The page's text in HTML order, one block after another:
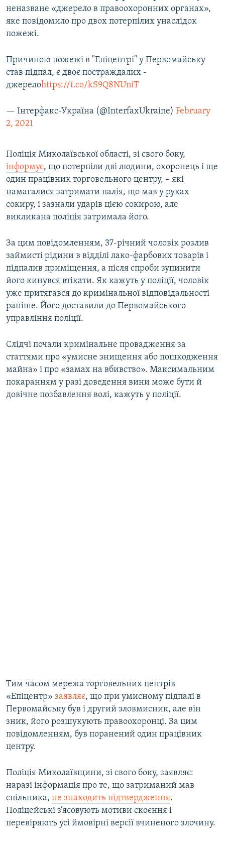
неназване «джерело в правоохоронних органах»,
яке повідомило про двох потерпілих унаслідок
пожежі.
Причиною пожежі в "Епіцентрі" у Первомайську
став підпал, є двоє постраждалих -
джерелоhttps://t.co/kS9Q8NUniT
— Інтерфакс-Україна (@InterfaxUkraine) February
2, 2021
Поліція Миколаївської області, зі свого боку,
інформує, що потерпіли дві людини, охоронець і ще
один працівник торговельного центру, – які
намагалися затримати палія, що мав у руках
сокиру, і зазнали ударів цією сокирою, але
викликана поліція затримала його.
За цим повідомленням, 37-річний чоловік розлив
займисті рідини в відділі лако-фарбових товарів і
підпалив приміщення, а після спроби зупинити
його кинувся втікати. Як кажуть у поліції, чоловік
уже притягався до кримінальної відповідальності
раніше. Його доставили до Первомайського
управління поліції.
Слідчі почали кримінальне провадження за
статтями про «умисне знищення або пошкодження
майна» і про «замах на вбивство». Максимальним
покаранням у разі доведення вини може бути й
довічне позбавлення волі, кажуть у поліції.
Тим часом мережа торговельних центрів
«Епіцентр» заявляє, що при умисному підпалі в
Первомайську був і другий зловмисник, але він
зник, його розшукують правоохоронці. За цим
повідомленням, був поранений один працівник
центру.
Поліція Миколаївщини, зі свого боку, заявляє:
наразі інформація про те, що затриманий мав
спільника, не знаходить підтвердження.
Поліцейські з’ясовують мотиви скоєння і
перевіряють усі ймовірні версії вчиненого злочину.